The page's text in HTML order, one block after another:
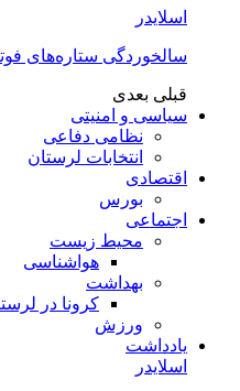
اسلایدر
سالخوردگی ستاره‌های
قبلی بعدی
سیاسی و امنیتی
نظامی دفاعی
انتخابات لرستان
اقتصادی
بورس
اجتماعی
محیط زیست
هواشناسی
بهداشت
کرونا در
ورزش
یادداشت
اسلایدر